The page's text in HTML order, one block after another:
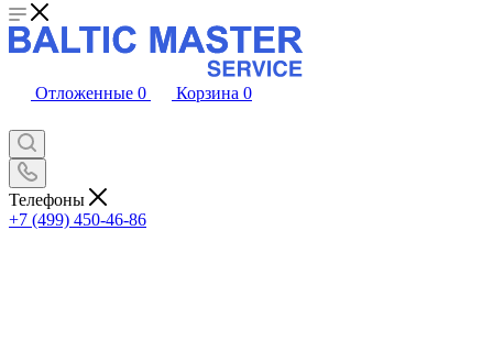
Отложенные 0 Корзина 0
Телефоны
+7 (499) 450-46-86